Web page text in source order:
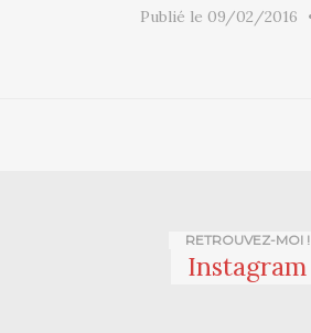
Publié le 09/02/2016
RETROUVEZ-MOI !
Instagram